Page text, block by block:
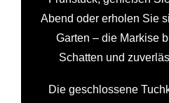
Abend oder erholen Sie
Garten – die Markise
Schatten und
Die geschlossene